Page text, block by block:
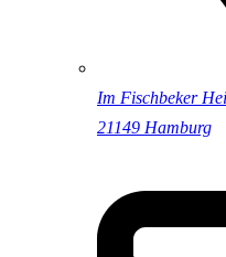
Im Fischbeker
21149 Hamburg